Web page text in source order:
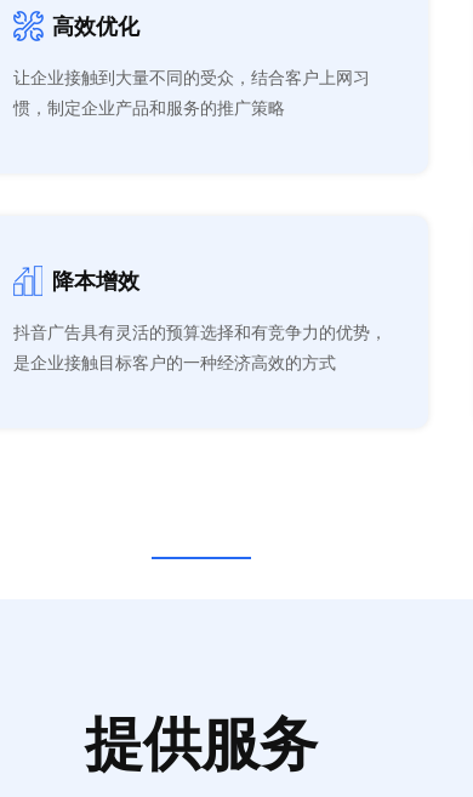
高效优化
让企业接触到大量不同的受众，结合客户上网习
惯，制定企业产品和服务的推广策略
降本增效
抖音广告具有灵活的预算选择和有竞争力的优势，
是企业接触目标客户的一种经济高效的方式
提供服务